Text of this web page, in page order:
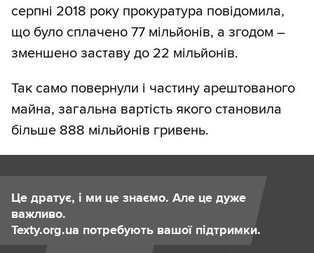
серпні 2018 року прокуратура повідомила,
що було сплачено 77 мільйонів, а згодом –
зменшено заставу до 22 мільйонів.
Так само повернули і частину арештованого
майна, загальна вартість якого становила
більше 888 мільйонів гривень.
Це дратує, і ми це знаємо. Але це дуже
важливо.
Texty.org.ua потребують вашої підтримки.